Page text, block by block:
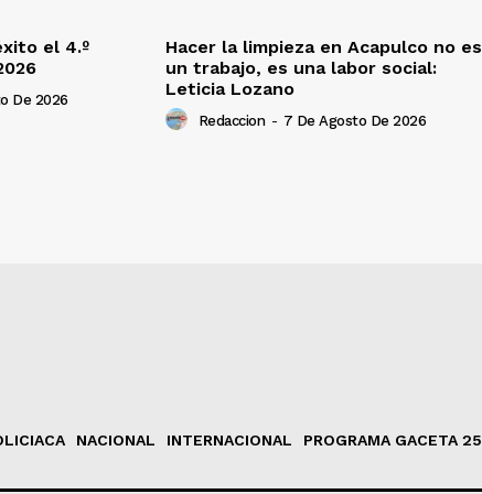
el 4.º
De 2026
Hacer la limpieza en Acapulco no es
un trabajo, es una labor social:
Leticia Lozano
Redaccion - 7 De Agosto De 2026
NACIONAL INTERNACIONAL PROGRAMA GACETA 25